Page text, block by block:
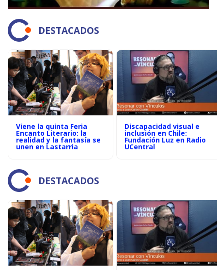
DESTACADOS
Viene la quinta Feria
Encanto Literario: la
realidad y la fantasía se
unen en Lastarria
Discapacidad visual e
inclusión en Chile:
Fundación Luz en Radio
UCentral
DESTACADOS